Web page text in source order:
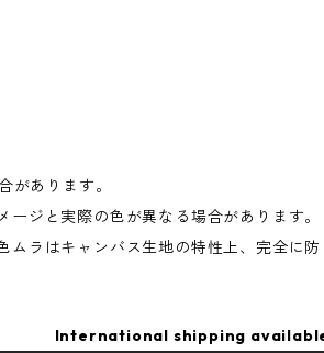
があります。
ジと実際の色が異なる場合があります。
ラはキャンバス生地の特性上、完全に
International shipping